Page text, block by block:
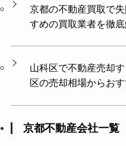
京都の不動産買取で
すめの買取業者を徹底
山科区で不動産売却
区の売却相場からお
京都不動産会社一覧